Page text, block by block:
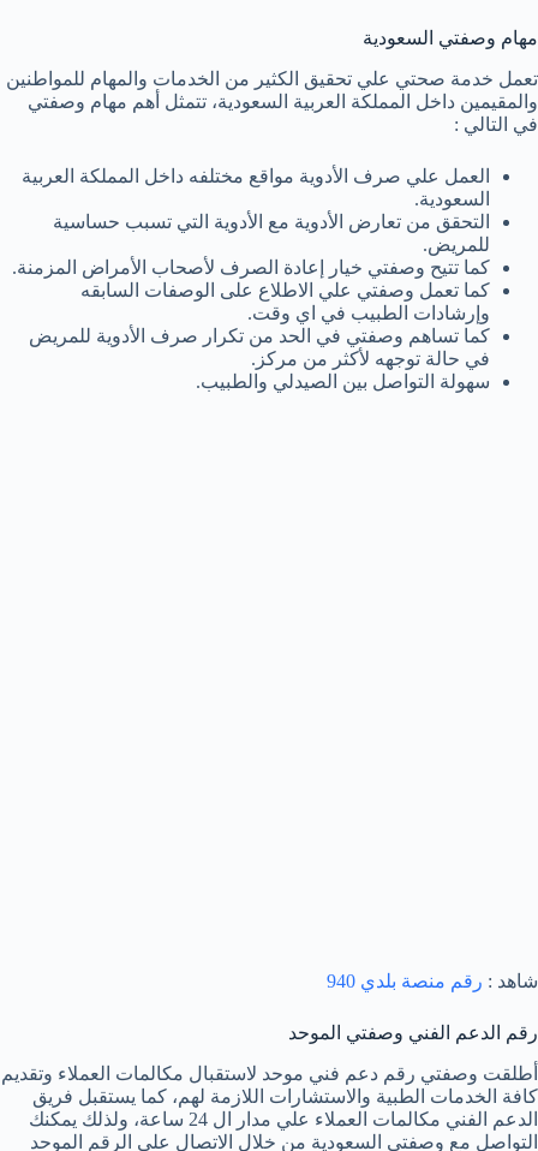
مهام وصفتي السعودية
تعمل خدمة صحتي علي تحقيق الكثير من الخدمات والمهام للمواطنين
والمقيمين داخل المملكة العربية السعودية، تتمثل أهم مهام وصفتي
في التالي :
العمل علي صرف الأدوية مواقع مختلفه داخل المملكة العربية
السعودية.
التحقق من تعارض الأدوية مع الأدوية التي تسبب حساسية
للمريض.
كما تتيح وصفتي خيار إعادة الصرف لأصحاب الأمراض المزمنة.
كما تعمل وصفتي علي الاطلاع على الوصفات السابقه
وإرشادات الطبيب في اي وقت.
كما تساهم وصفتي في الحد من تكرار صرف الأدوية للمريض
في حالة توجهه لأكثر من مركز.
سهولة التواصل بين الصيدلي والطبيب.
شاهد : رقم منصة بلدي 940
رقم الدعم الفني وصفتي الموحد
أطلقت وصفتي رقم دعم فني موحد لاستقبال مكالمات العملاء وتقديم
كافة الخدمات الطبية والاستشارات اللازمة لهم، كما يستقبل فريق
الدعم الفني مكالمات العملاء علي مدار ال 24 ساعة، ولذلك يمكنك
التواصل مع وصفتي السعودية من خلال الاتصال على الرقم الموحد